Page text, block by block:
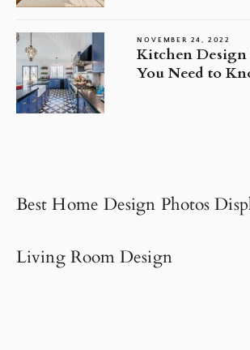
NOVEMBER 24, 2022
Kitchen Design
You Need to
Best Home Design Photos
Living Room Design